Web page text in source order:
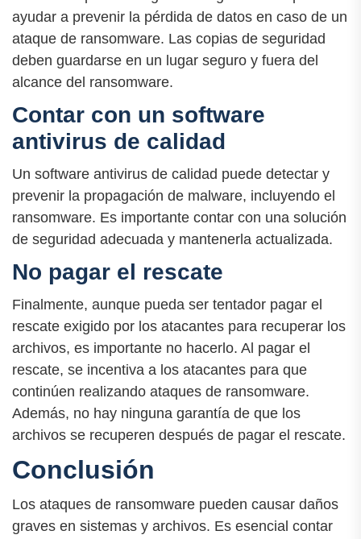
ayudar a prevenir la pérdida de datos en caso de un
ataque de ransomware. Las copias de seguridad
deben guardarse en un lugar seguro y fuera del
alcance del ransomware.
Contar con un software
antivirus de calidad
Un software antivirus de calidad puede detectar y
prevenir la propagación de malware, incluyendo el
ransomware. Es importante contar con una solución
de seguridad adecuada y mantenerla actualizada.
No pagar el rescate
Finalmente, aunque pueda ser tentador pagar el
rescate exigido por los atacantes para recuperar los
archivos, es importante no hacerlo. Al pagar el
rescate, se incentiva a los atacantes para que
continúen realizando ataques de ransomware.
Además, no hay ninguna garantía de que los
archivos se recuperen después de pagar el rescate.
Conclusión
Los ataques de ransomware pueden causar daños
graves en sistemas y archivos. Es esencial contar